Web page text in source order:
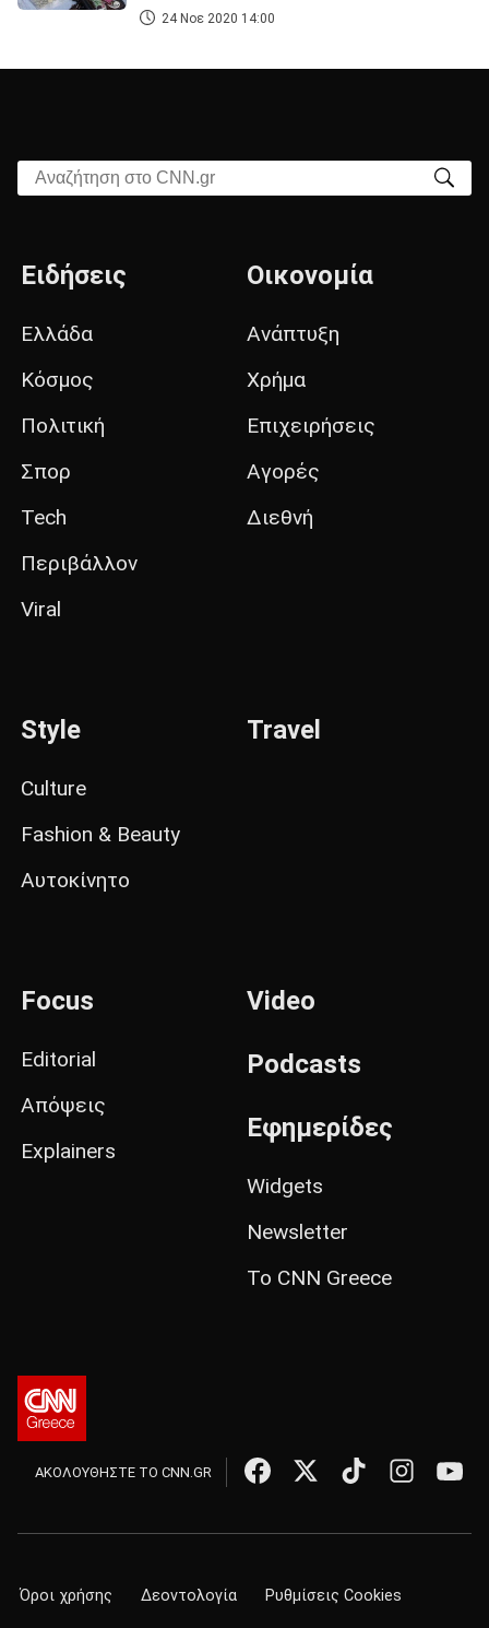
24 Νοε 2020 14:00
Αναζήτηση στο CNN.gr
Ειδήσεις
Ελλάδα
Κόσμος
Πολιτική
Σπορ
Tech
Περιβάλλον
Viral
Οικονομία
Ανάπτυξη
Χρήμα
Επιχειρήσεις
Αγορές
Διεθνή
Style
Culture
Fashion & Beauty
Αυτοκίνητο
Travel
Focus
Editorial
Απόψεις
Explainers
Video
Podcasts
Εφημερίδες
Widgets
Newsletter
Το CNN Greece
ΑΚΟΛΟΥΘΗΣΤΕ ΤΟ CNN.GR
Όροι χρήσης Δεοντολογία Ρυθμίσεις Cookies